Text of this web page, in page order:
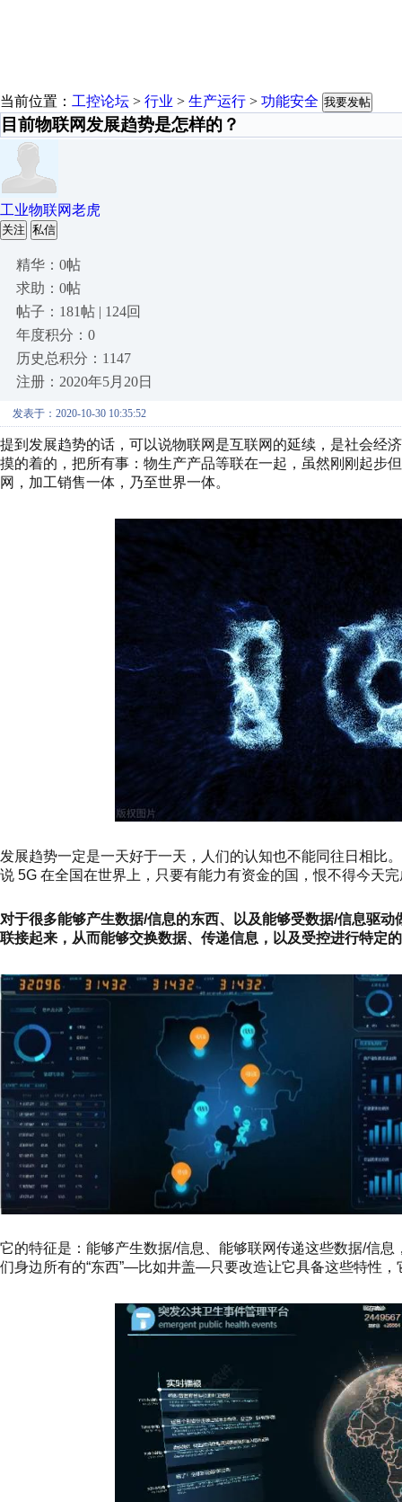
当前位置： 工控论坛 > 行业 > 生产运行 > 功能安全 我要发帖
目前物联网发展趋势是怎样的？
工业物联网老虎
关注 私信
精华：0帖
求助：0帖
帖子：181帖 | 124回
年度积分：0
历史总积分：1147
注册：2020年5月20日
发表于：2020-10-30 10:35:52
提到发展趋势的话，可以说物联网是互联网的延续，是社会经
摸的着的，把所有事：物生产产品等联在一起，虽然刚刚起步
网，加工销售一体，乃至世界一体。
发展趋势一定是一天好于一天，人们的认知也不能同往日相比
说 5G 在全国在世界上，只要有能力有资金的国，恨不得今天
对于很多能够产生数据/信息的东西、以及能够受数据/信息驱
联接起来，从而能够交换数据、传递信息，以及受控进行特定
它的特征是：能够产生数据/信息、能够联网传递这些数据/信
们身边所有的“东西”—比如井盖—只要改造让它具备这些特性，